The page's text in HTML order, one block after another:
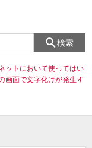
検索
ットにおいて使ってはい
画面で文字化けが発生す